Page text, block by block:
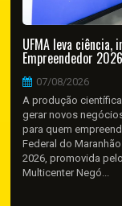
UFMA leva ciência,
Empreendedor 2026
07/08/2026
A produção
gerar novos
para quem
Federal do
2026, promovida
Multicenter Negó...